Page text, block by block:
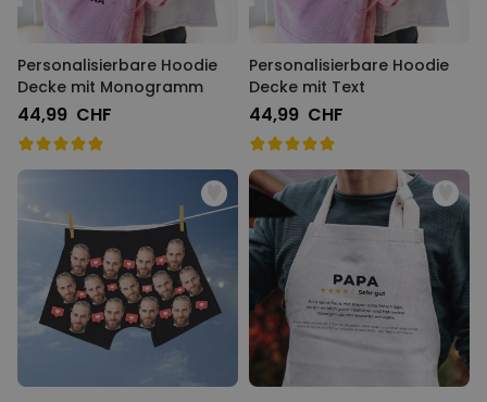
Personalisierbare Hoodie
Decke mit Monogramm
44,99 CHF
Personalisierbare Hoodie
Decke mit Text
44,99 CHF